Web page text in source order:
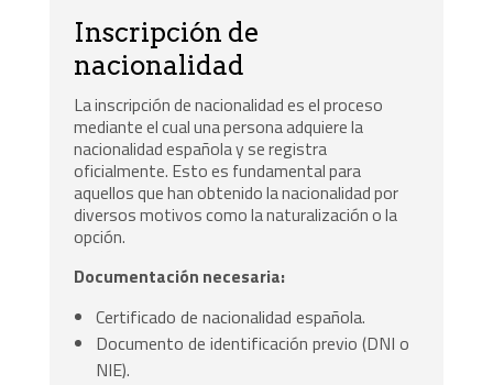
Inscripción de
nacionalidad
La inscripción de nacionalidad es el proceso
mediante el cual una persona adquiere la
nacionalidad española y se registra
oficialmente. Esto es fundamental para
aquellos que han obtenido la nacionalidad por
diversos motivos como la naturalización o la
opción.
Documentación necesaria:
Certificado de nacionalidad española.
Documento de identificación previo (DNI o
NIE).